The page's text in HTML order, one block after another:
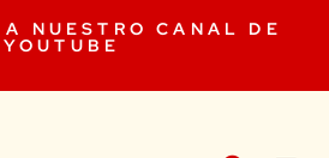
NUESTRO CANAL DE
YOUTUBE